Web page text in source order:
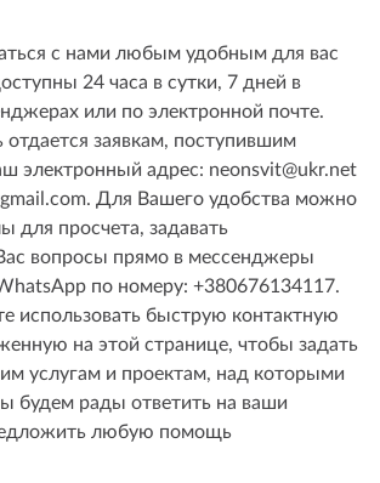
с нами любым удобным для вас
24 часа в сутки, 7 дней в
или по электронной почте.
отдается заявкам, поступившим
электронный адрес: neonsvit@ukr.net
Для Вашего удобства можно
для просчета, задавать
вопросы прямо в мессенджеры
по номеру: +380676134117.
использовать быструю контактную
на этой странице, чтобы задать
услугам и проектам, над которыми
будем рады ответить на ваши
любую помощь